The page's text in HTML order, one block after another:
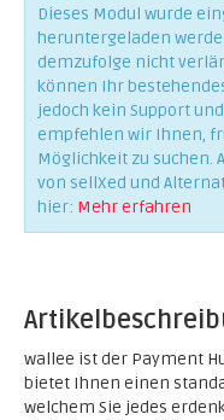
Dieses Modul wurde
heruntergeladen
demzufolge nicht
können Ihr
jedoch kein Support
empfehlen wir Ihnen,
Möglichkeit zu
von sellXed und
hier: Mehr erfahren
wallee ist der Payment
bietet Ihnen einen
welchem Sie jedes